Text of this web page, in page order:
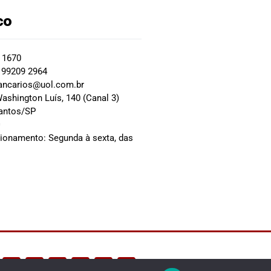
2964
Luís, 140 (Canal 3)
SP
Segunda à sexta, das